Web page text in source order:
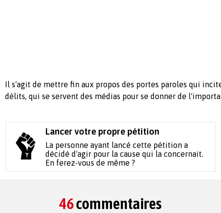
Il s'agit de mettre fin aux propos des portes paroles qui
délits, qui se servent des médias pour se donner de
Lancer votre propre pétition
La personne ayant lancé cette pétition a
décidé d'agir pour la cause qui la concernait.
En ferez-vous de même ?
46commentaires